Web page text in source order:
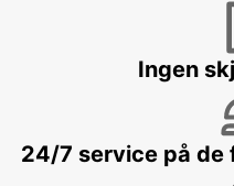
TANGIER - MOROCCO
Ingen
24/7 service på